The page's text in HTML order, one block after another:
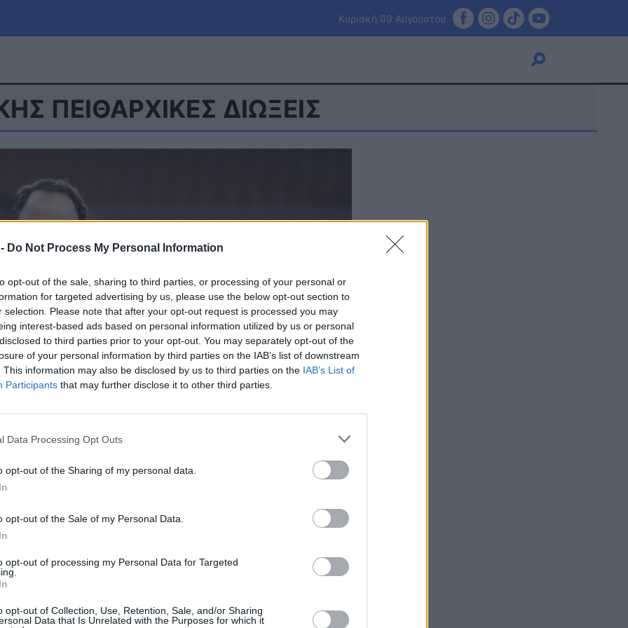
Do Not Process My Personal Information
opt-out of the sale, sharing to third parties, or processing of your personal or
for targeted advertising by us, please use the below opt-out section to
selection. Please note that after your opt-out request is processed you may
interest-based ads based on personal information utilized by us or personal
to third parties prior to your opt-out. You may separately opt-out of the
of your personal information by third parties on the IAB’s list of downstream
This information may also be disclosed by us to third parties on the IAB’s List of
Participants that may further disclose it to other third parties.
Data Processing Opt Outs
opt-out of the Sharing of my personal data.
opt-out of the Sale of my Personal Data.
opt-out of processing my Personal Data for Targeted
opt-out of Collection, Use, Retention, Sale, and/or Sharing
Data that Is Unrelated with the Purposes for which it
Κυριακή 09 Αυγούστου
Πολιτική Τράπεζες
Καιρός
Πίστη
ΠΕΙΘΑΡΧΙΚΕΣ ΔΙΩΞΕΙΣ
σε Μαρινάκη και Βρέντζο
με τον Παναθηναϊκό
αδικημάτων, Κωνσταντίνος Σπυρόπουλος,
Βαγγέλη Μαρινάκη και Γιάννη Βρέντζου για